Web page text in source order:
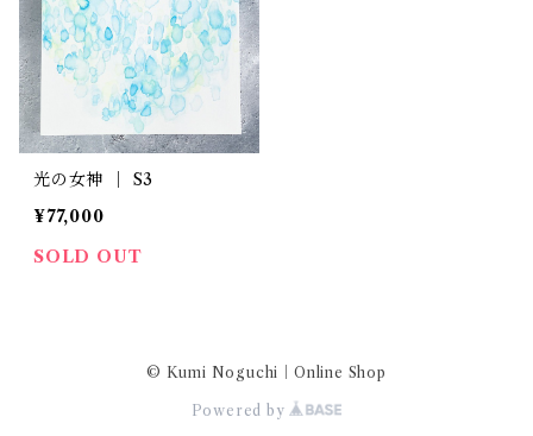
光の女神 ｜ S3
¥77,000
SOLD OUT
© Kumi Noguchi｜Online Shop
Powered by